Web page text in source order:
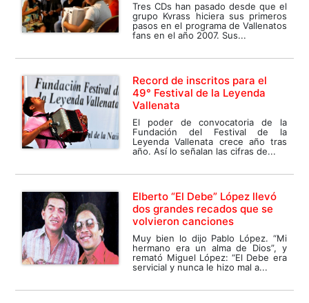
Tres CDs han pasado desde que el
grupo Kvrass hiciera sus primeros
pasos en el programa de Vallenatos
fans en el año 2007. Sus...
Record de inscritos para el
49° Festival de la Leyenda
Vallenata
El poder de convocatoria de la
Fundación del Festival de la
Leyenda Vallenata crece año tras
año. Así lo señalan las cifras de...
Elberto “El Debe” López llevó
dos grandes recados que se
volvieron canciones
Muy bien lo dijo Pablo López. “Mi
hermano era un alma de Dios”, y
remató Miguel López: “El Debe era
servicial y nunca le hizo mal a...